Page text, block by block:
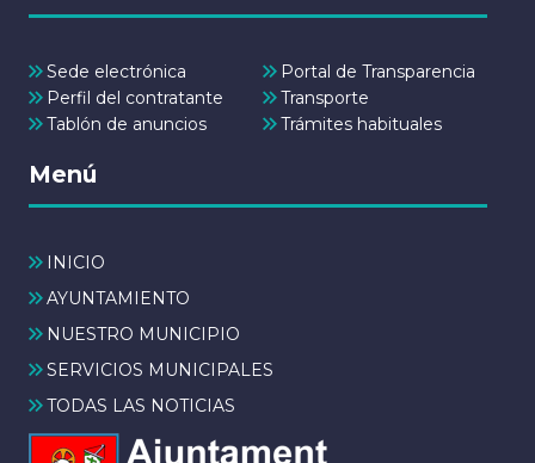
Sede electrónica
Portal de Transparencia
Perfil del contratante
Transporte
Tablón de anuncios
Trámites habituales
Menú
INICIO
AYUNTAMIENTO
NUESTRO MUNICIPIO
SERVICIOS MUNICIPALES
TODAS LAS NOTICIAS